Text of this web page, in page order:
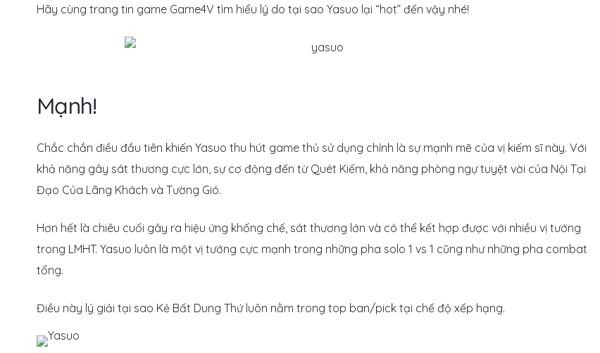
Hãy cùng trang tin game Game4V tìm hiểu lý do tại sao Yasuo lại “hot” đến vậy nhé!
Mạnh!
Chắc chắn điều đầu tiên khiến Yasuo thu hút game thủ sử dụng chính là sự mạnh mẽ của vị kiếm sĩ này. Với
khả năng gây sát thương cực lớn, sự cơ động đến từ Quét Kiếm, khả năng phòng ngự tuyệt vời của Nội Tại
Đạo Của Lãng Khách và Tường Gió.
Hơn hết là chiêu cuối gây ra hiệu ứng khống chế, sát thương lớn và có thể kết hợp được với nhiều vị tướng
trong LMHT. Yasuo luôn là một vị tướng cực mạnh trong những pha solo 1 vs 1 cũng như những pha combat
tổng.
Điều này lý giải tại sao Kẻ Bất Dung Thứ luôn nằm trong top ban/pick tại chế độ xếp hạng.